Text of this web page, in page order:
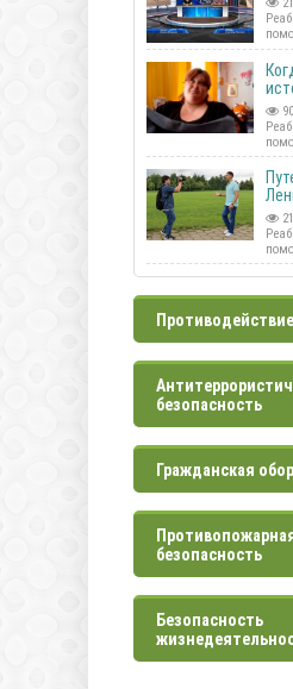
90
безопасность
Гражданская
безопасность
Безопасность